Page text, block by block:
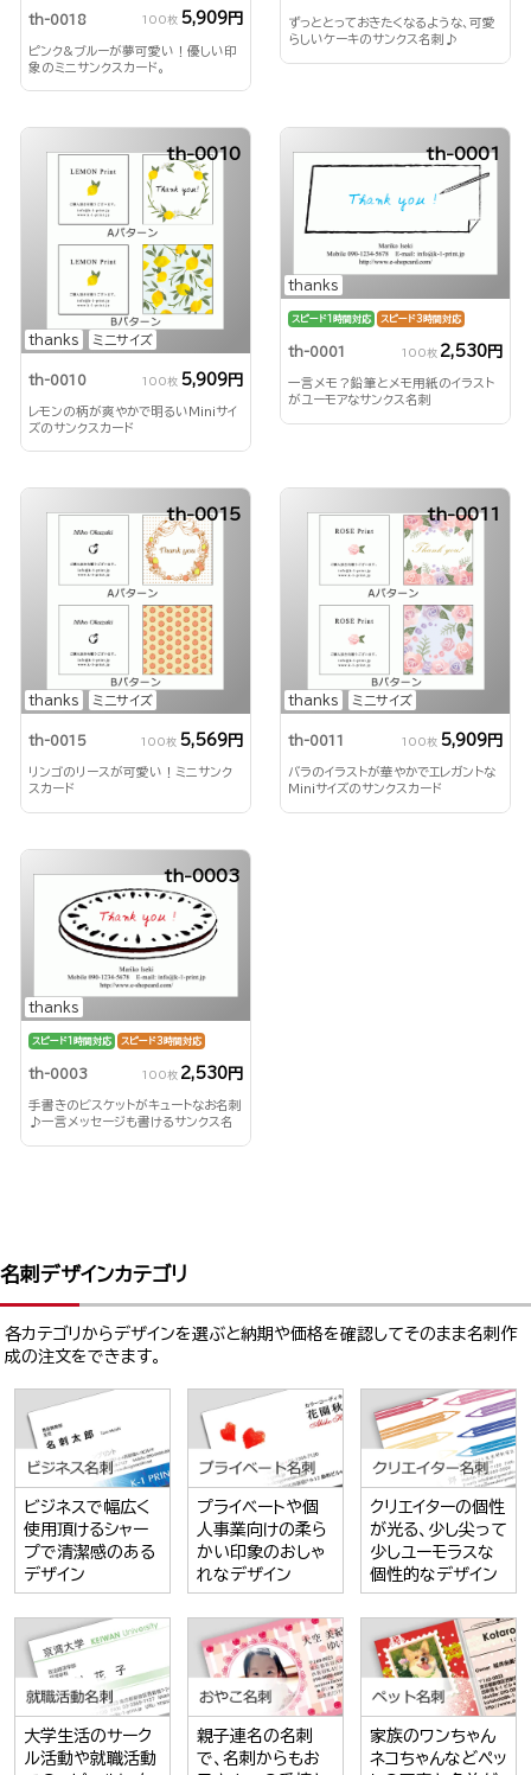
th-0018 100枚 5,909円
ピンク&ブルーが夢可愛い！優しい印
象のミニサンクスカード。
ずっととっておきたくなるような、可愛
らしいケーキのサンクス名刺♪
thanks ミニサイズ
th-0010
th-0010 100枚 5,909円
レモンの柄が爽やかで明るいMiniサイ
ズのサンクスカード
thanks
th-0001
スピード1時間対応 スピード3時間対応
th-0001 100枚 2,530円
一言メモ？鉛筆とメモ用紙のイラスト
がユーモアなサンクス名刺
thanks ミニサイズ
th-0015
th-0015 100枚 5,569円
リンゴのリースが可愛い！ミニサンク
スカード
thanks ミニサイズ
th-0011
th-0011 100枚 5,909円
バラのイラストが華やかでエレガントな
Miniサイズのサンクスカード
thanks
th-0003
スピード1時間対応 スピード3時間対応
th-0003 100枚 2,530円
手書きのビスケットがキュートなお名刺
♪一言メッセージも書けるサンクス名
名刺デザインカテゴリ
各カテゴリからデザインを選ぶと納期や価格を確認してそのまま名刺作
成の注文をできます。
ビジネスで幅広く
使用頂けるシャー
プで清潔感のある
デザイン
プライベートや個
人事業向けの柔ら
かい印象のおしゃ
れなデザイン
クリエイターの個性
が光る、少し尖って
少しユーモラスな
個性的なデザイン
大学生活のサーク
ル活動や就職活動
親子連名の名刺
で、名刺からもお
家族のワンちゃん
ネコちゃんなどペッ